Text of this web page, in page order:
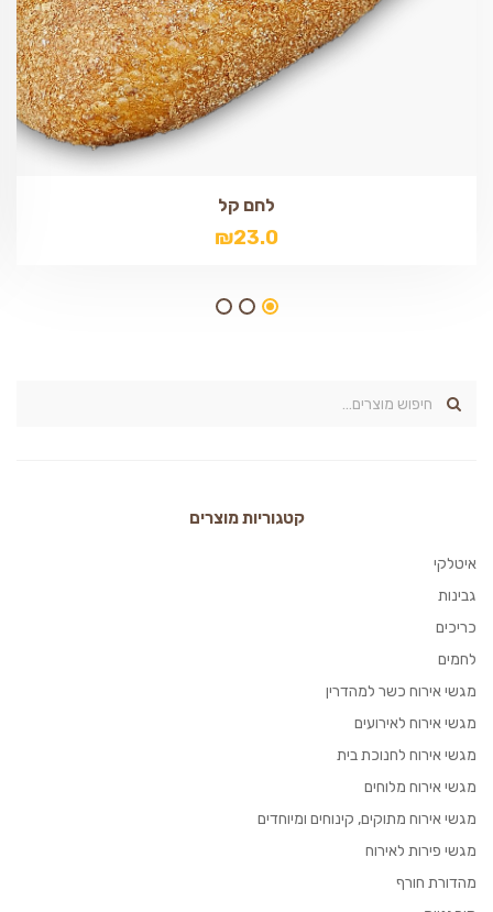
לחם קל
₪23.0
קטגוריות מוצרים
איטלקי
גבינות
כריכים
לחמים
מגשי אירוח כשר למהדרין
מגשי אירוח לאירועים
מגשי אירוח לחנוכת בית
מגשי אירוח מלוחים
מגשי אירוח מתוקים, קינוחים ומיוחדים
מגשי פירות לאירוח
מהדורת חורף